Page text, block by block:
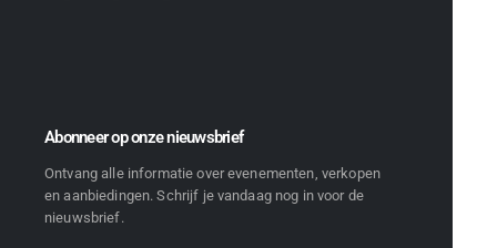
Abonneer op onze nieuwsbrief
Ontvang alle informatie over evenementen, verkopen
en aanbiedingen. Schrijf je vandaag nog in voor de
nieuwsbrief.